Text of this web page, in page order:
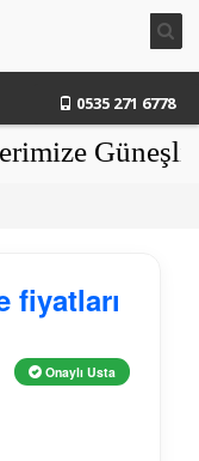
0535 271 6778
Güneşlikler
fiyatları
Onaylı Usta